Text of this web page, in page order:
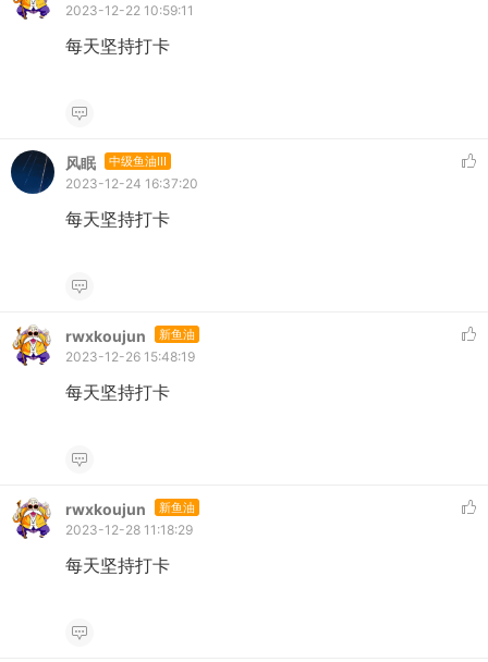
2023-12-22 10:59:11
每天坚持打卡
风眠 中级鱼油III
2023-12-24 16:37:20
每天坚持打卡
rwxkoujun 新鱼油
2023-12-26 15:48:19
每天坚持打卡
rwxkoujun 新鱼油
2023-12-28 11:18:29
每天坚持打卡